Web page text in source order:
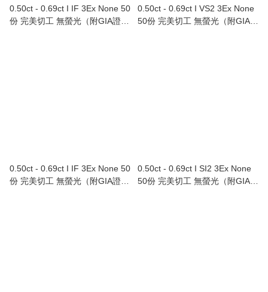
0.50ct - 0.69ct I IF 3Ex None 50
份 完美切工 無螢光（附GIA證
0.50ct - 0.69ct I VS2 3Ex None
50份 完美切工 無螢光（附GIA證
0.50ct - 0.69ct I IF 3Ex None 50
份 完美切工 無螢光（附GIA證
0.50ct - 0.69ct I SI2 3Ex None
50份 完美切工 無螢光（附GIA證